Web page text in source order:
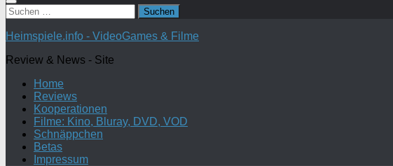
Suchen
nach:
Heimspiele.info - VideoGames & Filme
Review & News - Site
Home
Reviews
Kooperationen
Filme: Kino, Bluray, DVD, VOD
Schnäppchen
Betas
Impressum